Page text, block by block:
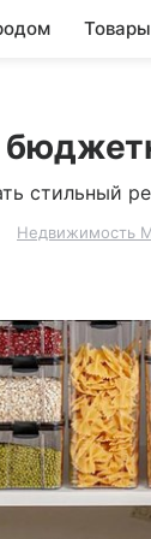
стильный
Недвижимость